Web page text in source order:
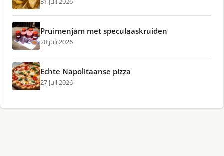
Pruimenjam met speculaaskruiden
28 juli 2026
Echte Napolitaanse pizza
27 juli 2026